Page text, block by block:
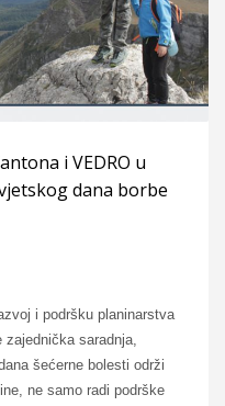
i VEDRO u
dana borbe
i podršku planinarstva
zajednička saradnja,
šećerne bolesti održi
ne samo radi podrške